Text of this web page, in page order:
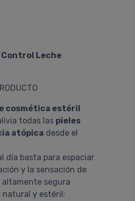
Control Leche
cosmética estéril
todas las pieles
atópica desde el
día basta para espaciar
y la sensación de
altamente segura
natural y estéril: